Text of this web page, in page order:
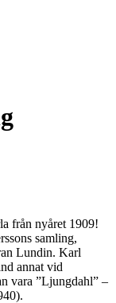
från nyåret 1909!
samling,
Lundin. Karl
annat vid
vara ”Ljungdahl” –